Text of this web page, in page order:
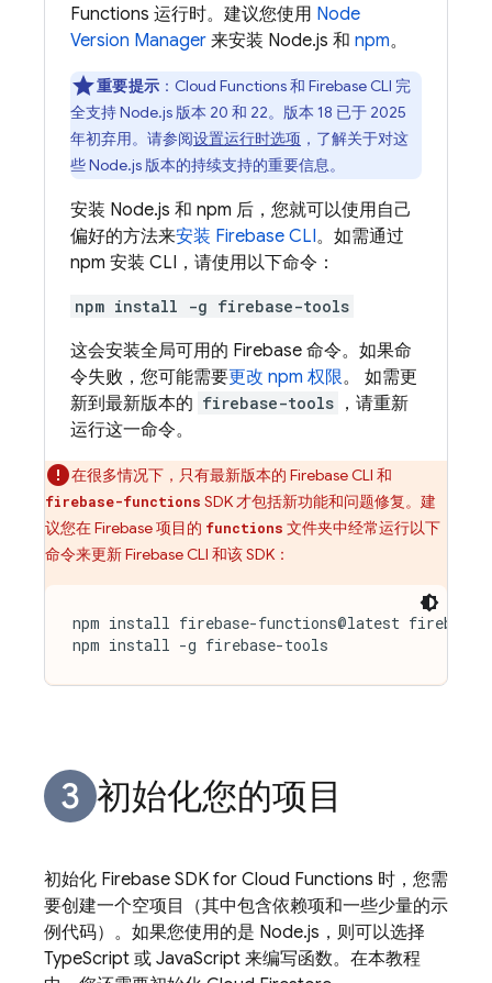
Functions 运行时。建议您使用 Node
Version Manager 来安装 Node.js 和 npm。
重要提示 ： Cloud Functions和 Firebase CLI 完
全支持 Node.js 版本 20 和 22。版本 18 已于 2025
年初弃用。请参阅设置运行时选项 ，了解关于对这
些 Node.js 版本的持续支持的重要信息。
安装 Node.js 和 npm 后，您就可以使用自己
偏好的方法来安装 Firebase CLI。如需通过
npm 安装 CLI，请使用以下命令：
npm install -g firebase-tools
这会安装全局可用的 Firebase 命令。如果命
令失败，您可能需要更改 npm 权限。 如需更
新到最新版本的 firebase-tools ，请重新
运行这一命令。
在很多情况下，只有最新版本的 Firebase CLI 和
firebase-functions SDK 才包括新功能和问题修复。建
议您在 Firebase 项目的 functions 文件夹中经常运行以下
命令来更新 Firebase CLI 和该 SDK：
npm install firebase-functions@latest firebase-
初始化您的项目
初始化 Firebase SDK for Cloud Functions 时，您需
要创建一个空项目（其中包含依赖项和一些少量的示
例代码）。如果您使用的是 Node.js，则可以选择
TypeScript 或 JavaScript 来编写函数。在本教程